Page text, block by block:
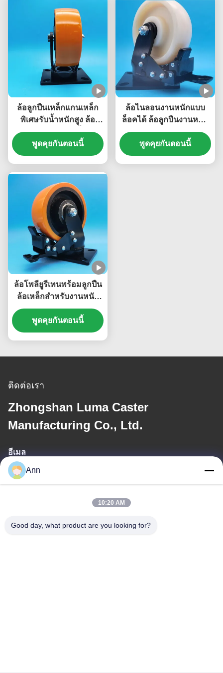
ล้อลูกปืนเหล็กแกนเหล็ก
พิเศษรับน้ำหนักสูง ล้อ
เหล็กแผ่นเดี่ยว 5 นิ้ว ล้อ
หมุนล็อคได้ ล้อเคลื่อนย้าย
เฟอร์นิเจอร์หนัก
พูดคุยกันตอนนี้
ล้อไนลอนงานหนักแบบ
ล็อคได้ ล้อลูกปืนงานหนัก
พิเศษ ล้อเบรกเหล็กเดี่ยว
ล้อ 8 นิ้ว สายการผลิต
พูดคุยกันตอนนี้
ล้อโพลียูรีเทนพร้อมลูกปืน
ล้อเหล็กสำหรับงานหนัก
พิเศษ ขนาดใหญ่ ล้อเดี่ยว
6 นิ้ว ล้อติดแผ่น ล้อ
เคลื่อนที่
พูดคุยกันตอนนี้
ติดต่อเรา
Zhongshan Luma Caster
Manufacturing Co., Ltd.
อีเมล
ann@industrialwheelcasters.com
ที่อยู่
Ann
10:20 AM
Good day, what product are you looking for?